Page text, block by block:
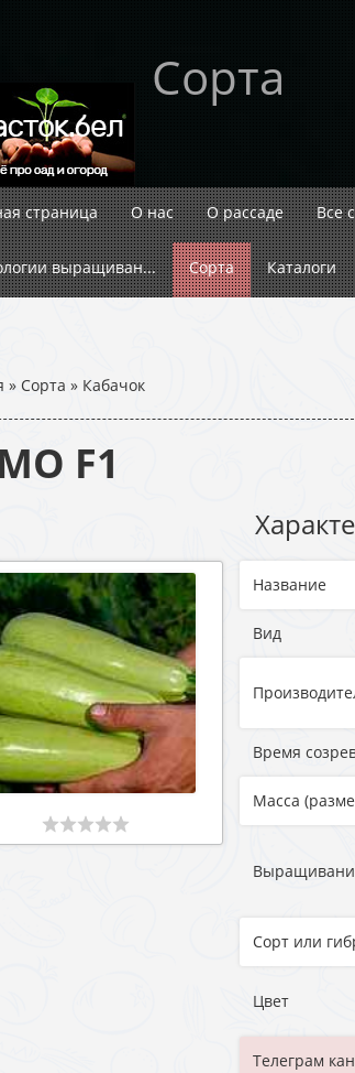
Сорта
страница О нас О рассаде Все
выращиван... Сорта Каталоги
» Сорта » Кабачок
F1
Название
Вид
Время
Масса
Сорт или
Цвет
Телеграм